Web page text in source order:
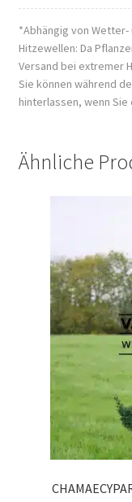
*Abhängig von
Hitzewellen: Da
Versand bei extremer
Sie können während
hinterlassen, wenn
Ähnliche